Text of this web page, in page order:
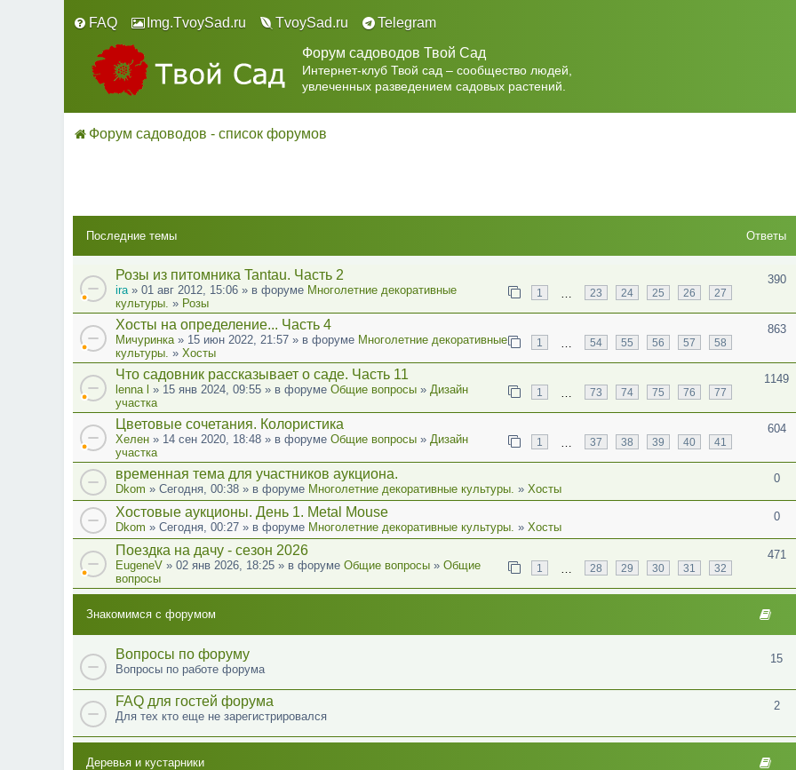
FAQ Img.TvoySad.ru TvoySad.ru
Telegram
Форум садоводов Твой Сад
Интернет-клуб Твой сад – сообщество людей,
увлеченных разведением садовых растений.
Форум садоводов - список форумов
Последние темы Ответы
Розы из питомника Tantau. Часть 2
1 23 24 25 26 27
ira » 01 авг 2012, 15:06 » в форуме Многолетние декоративные
культуры. » Розы
390
Хосты на определение... Часть 4
1 54 55 56 57 58
Мичуринка » 15 июн 2022, 21:57 » в форуме Многолетние декоративные
культуры. » Хосты
863
Что садовник рассказывает о саде. Часть 11
1 73 74 75 76 77
lenna l » 15 янв 2024, 09:55 » в форуме Общие вопросы » Дизайн
участка
1149
Цветовые сочетания. Колористика
1 37 38 39 40 41
Хелен » 14 сен 2020, 18:48 » в форуме Общие вопросы » Дизайн
участка
604
временная тема для участников аукциона.
Dkom » Сегодня, 00:38 » в форуме Многолетние декоративные культуры. » Хосты
0
Хостовые аукционы. День 1. Metal Mouse
Dkom » Сегодня, 00:27 » в форуме Многолетние декоративные культуры. » Хосты
0
Поездка на дачу - сезон 2026
1 28 29 30 31 32
EugeneV » 02 янв 2026, 18:25 » в форуме Общие вопросы » Общие
вопросы
471
Знакомимся с форумом
Вопросы по форуму
Вопросы по работе форума
15
FAQ для гостей форума
Для тех кто еще не зарегистрировался
2
Деревья и кустарники